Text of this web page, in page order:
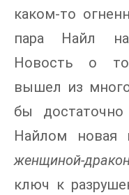
каком-то
пара Найл
Новость о
вышел из
бы
Найлом новая
женщиной-
ключ к